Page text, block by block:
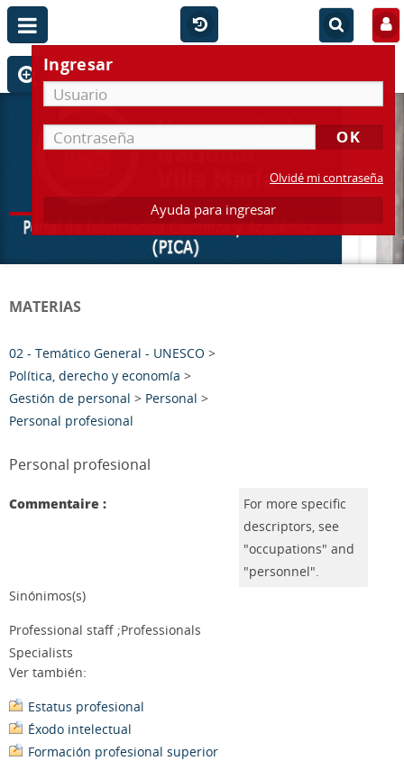
Ingresar
Olvidé mi contraseña
Ayuda para ingresar
MATERIAS
02 - Temático General - UNESCO >
Política, derecho y economía >
Gestión de personal > Personal >
Personal profesional
Personal profesional
Commentaire :
For more specific
descriptors, see
"occupations" and
"personnel".
Sinónimos(s)
Professional staff ;Professionals
Specialists
Ver también:
Estatus profesional
Éxodo intelectual
Formación profesional superior